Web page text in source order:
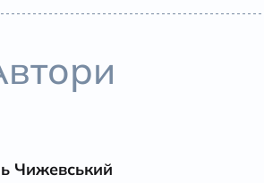
Чижевський